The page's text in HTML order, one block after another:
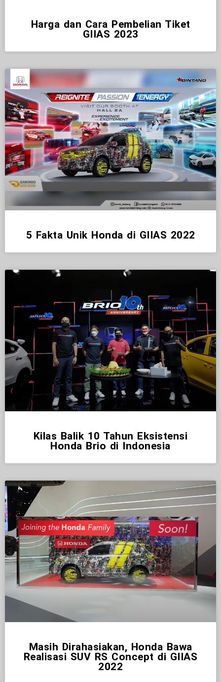
Harga dan Cara Pembelian Tiket
GIIAS 2023
5 Fakta Unik Honda di GIIAS 2022
Kilas Balik 10 Tahun Eksistensi
Honda Brio di Indonesia
Masih Dirahasiakan, Honda Bawa
Realisasi SUV RS Concept di GIIAS
2022